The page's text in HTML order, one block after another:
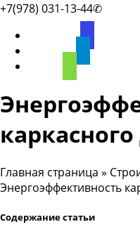
+7(978) 031-13-44✆
discourse
telegram
Главная страница »
Энергоэффективность
Содержание статьи